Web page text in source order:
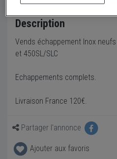
Description
Vends échappement Inox
et 450SL/SLC
Echappements complets.
Livraison France 120€.
Partager l'annonce
Ajouter aux favoris